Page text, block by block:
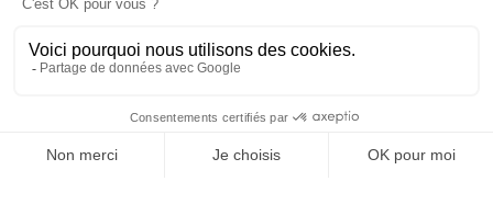
Blanchisserie
Équipements de services
Mobiliers d'examen & de
Suivez-nous sur